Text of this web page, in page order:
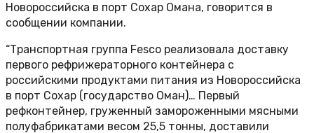
Новороссийска в порт Сохар Омана, говорится в
сообщении компании.
“Транспортная группа Fesco реализовала доставку
первого рефрижераторного контейнера с
российскими продуктами питания из Новороссийска
в порт Сохар (государство Оман)… Первый
рефконтейнер, груженный замороженными мясными
полуфабрикатами весом 25,5 тонны, доставили